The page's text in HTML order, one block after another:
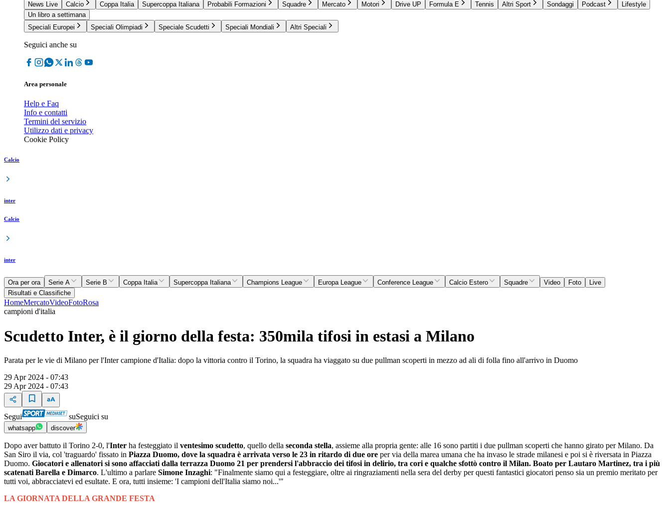
News Live
Calcio Coppa Italia Supercoppa Italiana Probabili Formazioni Squadre Mercato Motori Drive UP Formula E Tennis Altri Sport Sondaggi Podcast
Lifestyle
Un libro a settimana
Speciali Europei
Speciali Olimpiadi Speciale Scudetti Speciali Mondiali Altri Speciali
Seguici anche su
Area personale
Help e Faq
Info e contatti
Termini del servizio
Utilizzo dati e privacy
Cookie Policy
Calcio
inter
Calcio
inter
Ora per ora Serie A Serie B Coppa Italia Supercoppa Italiana Champions League Europa League Conference League Calcio Estero Squadre Video Foto
Live
Risultati e Classifiche
HomeMercatoVideoFotoRosa
campioni d'italia
Scudetto Inter, è il giorno della festa: 350mila tifosi in estasi a Milano
Parata per le vie di Milano per l'Inter campione d'Italia: dopo la vittoria contro il Torino, la squadra ha viaggato su due pullman scoperti in mezzo ad ali di folla fino all'arrivo in Duomo
29 Apr 2024 - 07:43
29 Apr 2024 - 07:43
Segui suSeguici su
whatsapp discover
Dopo aver battuto il Torino 2-0, l'Inter ha festeggiato il ventesimo scudetto, quello della seconda stella, assieme alla propria gente: alle 16 sono partiti i due pullman scoperti che hanno girato per Milano. Da
San Siro il via, col 'traguardo' fissato in Piazza Duomo, dove la squadra è arrivata verso le 23 in ritardo di due ore per via della marea umana che ha invaso le strade milanesi e poi si è riversata in Piazza
Duomo. Giocatori e allenatori si sono affacciati dalla terrazza Duomo 21 per prendersi l'abbraccio dei tifosi in delirio, tra cori e qualche sfottò contro il Milan. Boato per Lautaro Martinez, tra i più
scatenati Barella e Dimarco. L'ultimo a parlare Simone Inzaghi: "Finalmente siamo qui a festeggiare, oltre ai ringraziamenti nella sera del derby per questi fantastici giocatori penso sia un premio meritato per
tutti voi, abbracciatevi ed esultate. E ora, tutti insieme: 'I campioni dell'Italia siamo noi...'"
LA GIORNATA DELLA GRANDE FESTA